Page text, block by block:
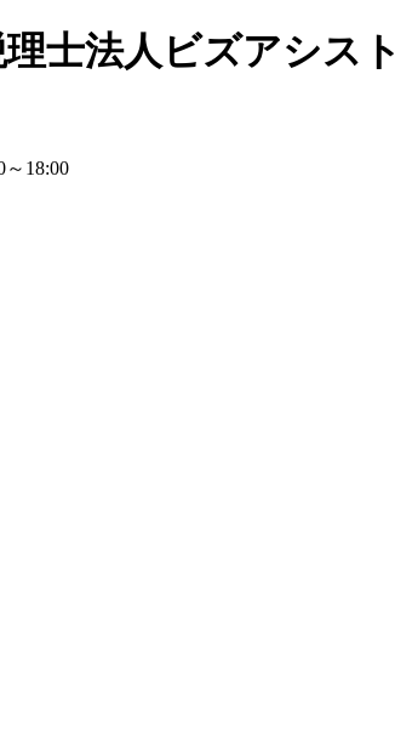
士法人ビズアシスト